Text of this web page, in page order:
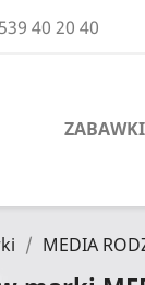
40 20 40
ZABAWKI
MEDIA